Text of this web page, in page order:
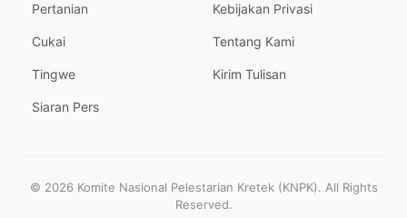
Pertanian
Cukai
Tingwe
Siaran Pers
Kebijakan Privasi
Tentang Kami
Kirim Tulisan
© 2026 Komite Nasional Pelestarian Kretek (KNPK). All Rights
Reserved.